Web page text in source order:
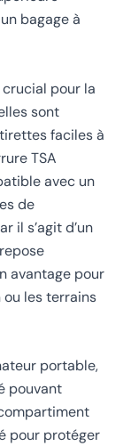
bagage à
pour la
sont
faciles à
TSA
avec un
de
il s’agit d’un
avantage pour
les terrains
portable,
pouvant
pour protéger